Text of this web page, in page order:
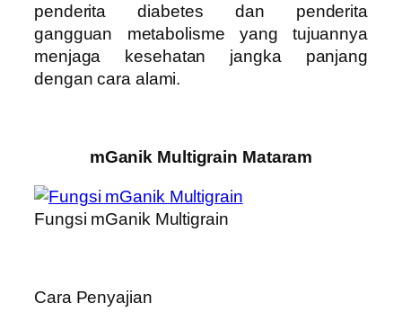
penderita diabetes dan penderita
gangguan metabolisme yang tujuannya
menjaga kesehatan jangka panjang
dengan cara alami.
mGanik Multigrain Mataram
Fungsi mGanik Multigrain
Cara Penyajian